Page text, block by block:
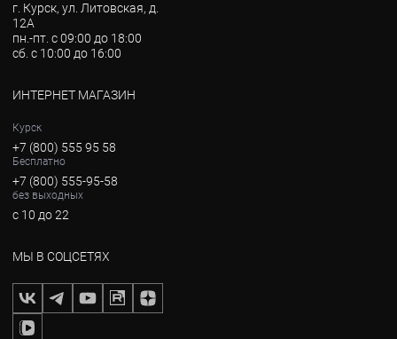
г. Курск, ул. Литовская, д.
12А
пн.-пт. с 09:00 до 18:00
сб. с 10:00 до 16:00
ИНТЕРНЕТ МАГАЗИН
Курск
+7 (800) 555 95 58
Бесплатно
+7 (800) 555-95-58
без выходных
с 10 до 22
МЫ В СОЦСЕТЯХ